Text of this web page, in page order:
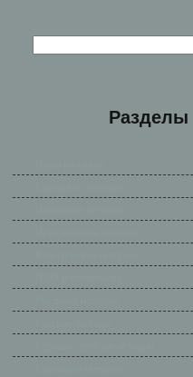
Разделы